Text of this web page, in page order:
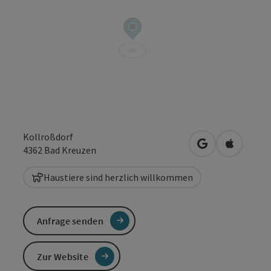
Kollroßdorf
4362 Bad Kreuzen in Googlein Apple
Haustiere sind herzlich willkommen
Anfrage senden
Zur Website